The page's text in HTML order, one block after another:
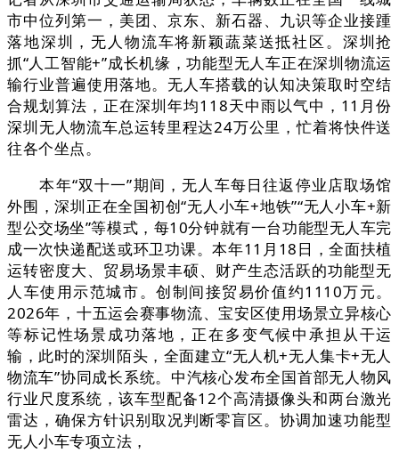
市中位列第一，美团、京东、新石器、九识等企业接踵
落地深圳，无人物流车将新颖蔬菜送抵社区。深圳抢
抓“人工智能+”成长机缘，功能型无人车正在深圳物流运
输行业普遍使用落地。无人车搭载的认知决策取时空结
合规划算法，正在深圳年均118天中雨以气中，11月份
深圳无人物流车总运转里程达24万公里，忙着将快件送
往各个坐点。
本年“双十一”期间，无人车每日往返停业店取场馆
外围，深圳正在全国初创“无人小车+地铁”“无人小车+新
型公交场坐”等模式，每10分钟就有一台功能型无人车完
成一次快递配送或环卫功课。本年11月18日，全面扶植
运转密度大、贸易场景丰硕、财产生态活跃的功能型无
人车使用示范城市。创制间接贸易价值约1110万元。
2026年，十五运会赛事物流、宝安区使用场景立异核心
等标记性场景成功落地，正在多变气候中承担从干运
输，此时的深圳陌头，全面建立“无人机+无人集卡+无人
物流车”协同成长系统。中汽核心发布全国首部无人物风
行业尺度系统，该车型配备12个高清摄像头和两台激光
雷达，确保方针识别取况判断零盲区。协调加速功能型
无人小车专项立法，